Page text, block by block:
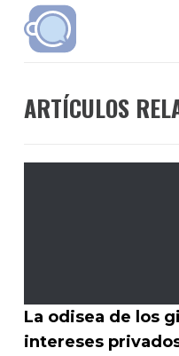
ARTÍCULOS
La odisea de los
intereses